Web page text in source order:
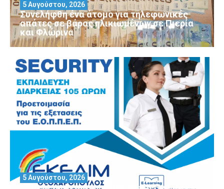
Συνελήφθη ένα άτομο για τηλεφωνικές
απάτες σε βάρος ηλικιωμένων σε Πιερία
και Φλώρινα
5 Αυγούστου, 2026
5 Αυγούστου, 2026